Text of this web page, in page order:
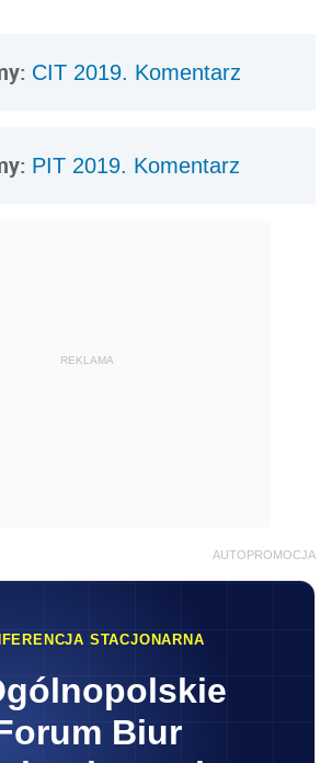
CIT 2019. Komentarz
PIT 2019. Komentarz
REKLAMA
AUTOPROMOCJA
STACJONARNA
Biur